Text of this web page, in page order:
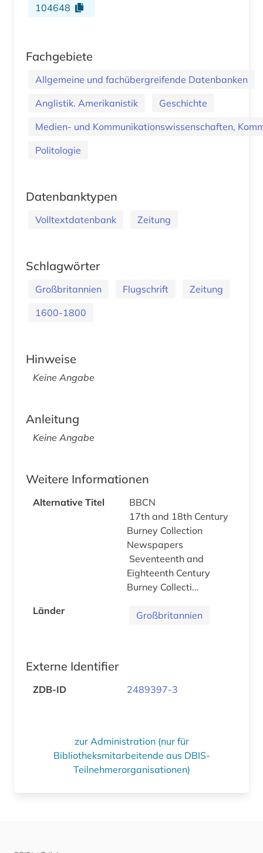
104648
Fachgebiete
Allgemeine und fachübergreifende Datenbanken
Anglistik. Amerikanistik
Geschichte
Medien- und Kommunikationswissenschaften,
Politologie
Datenbanktypen
Volltextdatenbank Zeitung
Schlagwörter
Großbritannien Flugschrift
Zeitung
1600-1800
Hinweise
Keine Angabe
Anleitung
Keine Angabe
Weitere Informationen
Alternative Titel
BBCN
17th and 18th Century
Burney Collection
Newspapers
Seventeenth and
Eighteenth Century
Burney Collecti...
Länder
Großbritannien
Externe Identifier
ZDB-ID 2489397-3
zur Administration (nur für
Bibliotheksmitarbeitende aus DBIS-
Teilnehmerorganisationen)